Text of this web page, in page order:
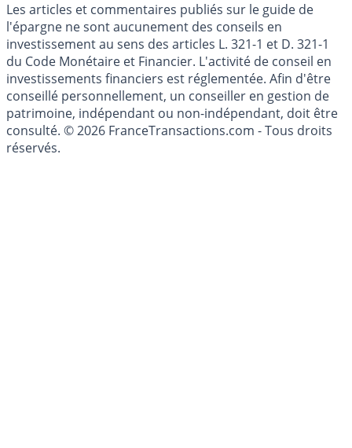
Les articles et commentaires publiés sur le guide de
l'épargne ne sont aucunement des conseils en
investissement au sens des articles L. 321-1 et D. 321-1
du Code Monétaire et Financier. L'activité de conseil en
investissements financiers est réglementée. Afin d'être
conseillé personnellement, un conseiller en gestion de
patrimoine, indépendant ou non-indépendant, doit être
consulté. © 2026 FranceTransactions.com - Tous droits
réservés.